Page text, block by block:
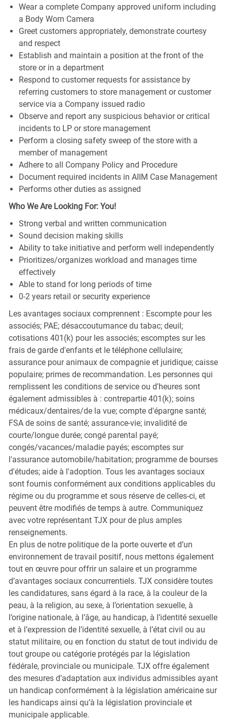
Wear a complete Company approved uniform including
a Body Worn Camera
Greet customers appropriately, demonstrate courtesy
and respect
Establish and maintain a position at the front of the
store or in a department
Respond to customer requests for assistance by
referring customers to store management or customer
service via a Company issued radio
Observe and report any suspicious behavior or critical
incidents to LP or store management
Perform a closing safety sweep of the store with a
member of management
Adhere to all Company Policy and Procedure
Document required incidents in AIIM Case Management
Performs other duties as assigned
Who We Are Looking For: You!
Strong verbal and written communication
Sound decision making skills
Ability to take initiative and perform well independently
Prioritizes/organizes workload and manages time
effectively
Able to stand for long periods of time
0-2 years retail or security experience
Les avantages sociaux comprennent : Escompte pour les
associés; PAE; désaccoutumance du tabac; deuil;
cotisations 401(k) pour les associés; escomptes sur les
frais de garde d'enfants et le téléphone cellulaire;
assurance pour animaux de compagnie et juridique; caisse
populaire; primes de recommandation. Les personnes qui
remplissent les conditions de service ou d'heures sont
également admissibles à : contrepartie 401(k); soins
médicaux/dentaires/de la vue; compte d'épargne santé;
FSA de soins de santé; assurance-vie; invalidité de
courte/longue durée; congé parental payé;
congés/vacances/maladie payés; escomptes sur
l'assurance automobile/habitation; programme de bourses
d'études; aide à l'adoption. Tous les avantages sociaux
sont fournis conformément aux conditions applicables du
régime ou du programme et sous réserve de celles-ci, et
peuvent être modifiés de temps à autre. Communiquez
avec votre représentant TJX pour de plus amples
renseignements.
En plus de notre politique de la porte ouverte et d’un
environnement de travail positif, nous mettons également
tout en œuvre pour offrir un salaire et un programme
d’avantages sociaux concurrentiels. TJX considère toutes
les candidatures, sans égard à la race, à la couleur de la
peau, à la religion, au sexe, à l’orientation sexuelle, à
l’origine nationale, à l’âge, au handicap, à l’identité sexuelle
et à l’expression de l’identité sexuelle, à l’état civil ou au
statut militaire, ou en fonction du statut de tout individu de
tout groupe ou catégorie protégés par la législation
fédérale, provinciale ou municipale. TJX offre également
des mesures d’adaptation aux individus admissibles ayant
un handicap conformément à la législation américaine sur
les handicaps ainsi qu’à la législation provinciale et
municipale applicable.